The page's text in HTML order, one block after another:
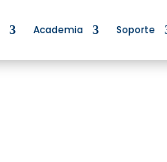
Academia Soporte